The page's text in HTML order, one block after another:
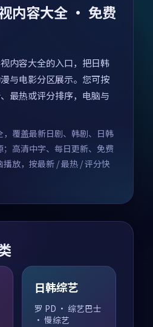
内容大全 · 免费
内容大全的入口，把日韩
与电影分区展示。您可按
最热或评分排序，电脑与
，覆盖最新日剧、韩剧、日韩
高清中字、每日更新、免费
放，按最新 / 最热 / 评分快
日韩综艺
罗 PD · 综艺巴士
· 慢综艺